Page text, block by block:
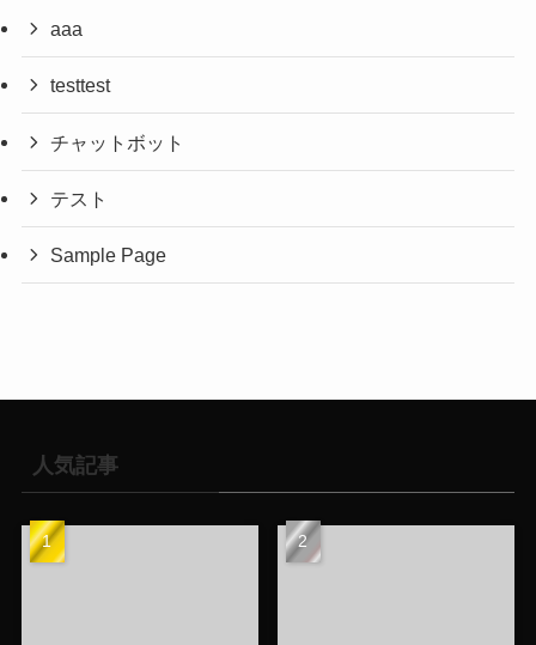
aaa
testtest
チャットボット
テスト
Sample Page
人気記事